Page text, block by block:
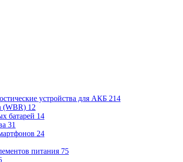
устройства для АКБ 214
(WBR) 12
батарей 14
31
24
питания 75